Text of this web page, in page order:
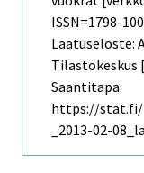
ISSN=1798-
Laatuseloste:
Tilastokeskus
Saantitapa:
https://stat.fi/
_2013-02-